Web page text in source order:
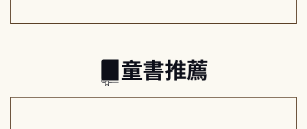
童書推薦